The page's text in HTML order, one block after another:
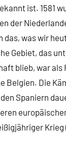
ist. 1581
der
was wir
Gebiet, das
blieb, war als
Belgien. Die
Spaniern
Krieg